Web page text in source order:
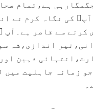
ہے،تمام
کی نگاہ کرم نے
کرنے سے قاصر
اندازی،شہ
ذہین
زمانہ جاہلیت